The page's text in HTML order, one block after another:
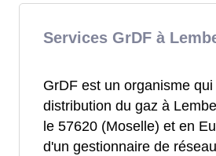
Services GrDF à
GrDF est un organisme
distribution du gaz à
le 57620 (Moselle) et en
d'un gestionnaire de